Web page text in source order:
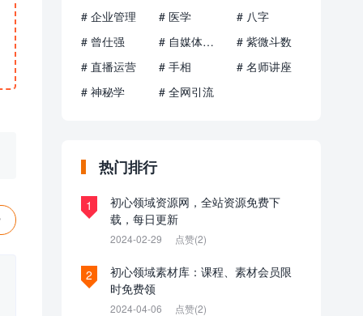
# 企业管理
# 医学
# 八字
# 曾仕强
# 自媒体运营
# 紫微斗数
# 直播运营
# 手相
# 名师讲座
# 神秘学
# 全网引流
热门排行
1
初心领域资源网，全站资源免费下
载，每日更新
2024-02-29 点赞(2)
2
初心领域素材库：课程、素材会员限
时免费领
2024-04-06 点赞(2)